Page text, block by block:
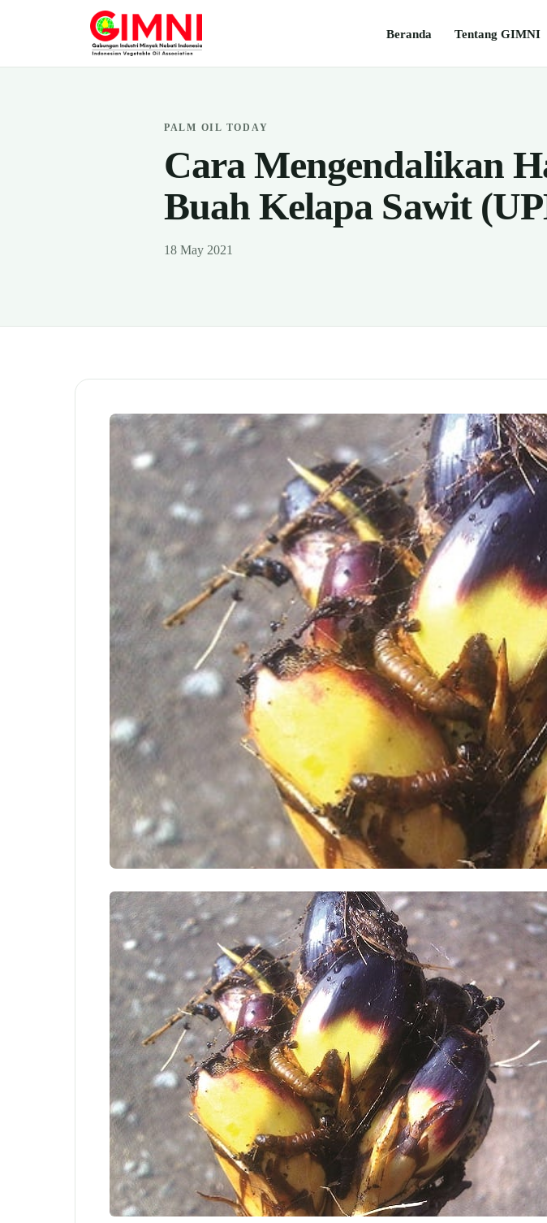
Beranda Tentang GIMNI
PALM OIL TODAY
Cara Mengendalikan
Buah Kelapa Sawit
18 May 2021